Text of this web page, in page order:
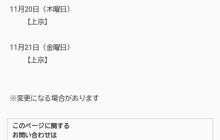
11月20日（木曜日）
【上京】
11月21日（金曜日）
【上京】
※変更になる場合があります
このページに関する
お問い合わせは